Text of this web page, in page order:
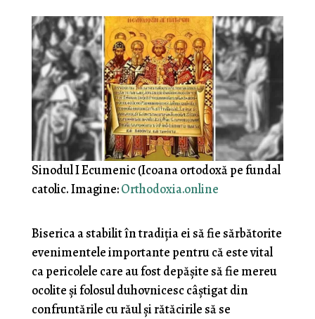
Sinodul I Ecumenic (Icoana ortodoxă pe fundal
catolic. Imagine:Orthodoxia.online
Biserica a stabilit în tradiția ei să fie sărbătorite
evenimentele importante pentru că este vital
ca pericolele care au fost depășite să fie mereu
ocolite și folosul duhovnicesc câștigat din
confruntările cu răul și rătăcirile să se